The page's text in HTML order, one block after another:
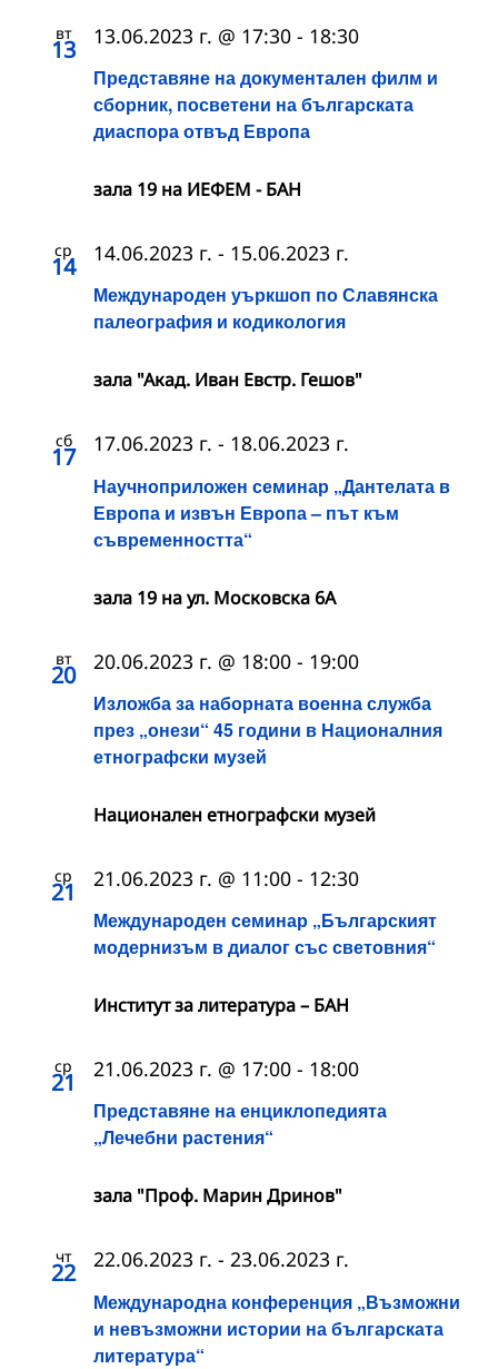
вт
13
Представяне на документален филм и
сборник, посветени на българската
диаспора отвъд Европа
13.06.2023 г. @ 17:30 - 18:30
зала 19 на ИЕФЕМ - БАН
ср
14
Международен уъркшоп по Славянска
палеография и кодикология
14.06.2023 г. - 15.06.2023 г.
зала "Акад. Иван Евстр. Гешов"
сб
17
Научноприложен семинар „Дантелата в
Европа и извън Европа – път към
съвременността“
17.06.2023 г. - 18.06.2023 г.
зала 19 на ул. Московска 6А
вт
20
Изложба за наборната военна служба
през „онези“ 45 години в Националния
етнографски музей
20.06.2023 г. @ 18:00 - 19:00
Национален етнографски музей
ср
21
Международен семинар „Българският
модернизъм в диалог със световния“
21.06.2023 г. @ 11:00 - 12:30
Институт за литература – БАН
ср
21
Представяне на енциклопедията
„Лечебни растения“
21.06.2023 г. @ 17:00 - 18:00
зала "Проф. Марин Дринов"
чт
22
Международна конференция „Възможни
и невъзможни истории на българската
литература“
22.06.2023 г. - 23.06.2023 г.